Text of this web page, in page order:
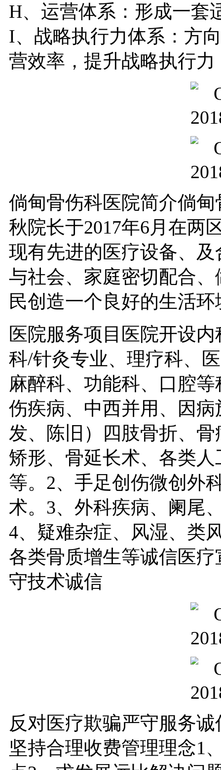
H、运营体系：形成一套
I、战略执行力体系：方
营效率，提升战略执行力
倘甸骨伤科医院简介倘
秋院长于2017年6月在两
现有先进的医疗设备、
与社会、家庭密切配合
民创造一个良好的生活环
医院服务项目医院开设
科/针灸专业、理疗科、
麻醉科、功能科、口腔
伤疾病、中西并用、因
发、陈旧）四肢骨折、
矫形、骨延长术、各类
等。2、手足创伤微创外
术。3、外科疾病、阑尾
4、疑难杂症、风湿、类
各类骨质增生等诚信医
守技术诚信
反对医疗欺骗严守服务
坚持合理收费管理理念1